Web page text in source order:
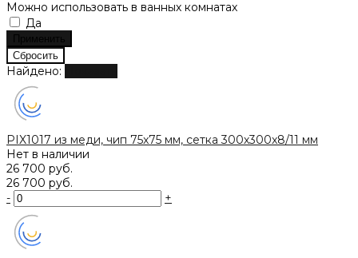
Можно использовать в ванных комнатах
Да
Найдено:
PIX1017 из меди, чип 75x75 мм, сетка 300х300x8/11 мм
Нет в наличии
26 700 руб.
26 700 руб.
-
+